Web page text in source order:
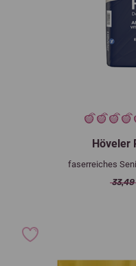
Höveler
faserreiches
33,49